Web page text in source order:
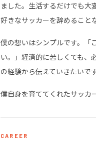
ました。生活するだけでも大
好きなサッカーを辞めること
僕の想いはシンプルです。「
い。」経済的に苦しくても、
の経験から伝えていきたいです
僕自身を育ててくれたサッカ
CAREER